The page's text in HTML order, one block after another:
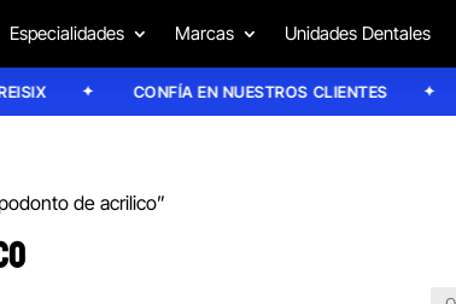
Especialidades Marcas Unidades Dentales
CONFÍA EN NUESTROS CLIENTES
de acrilico”